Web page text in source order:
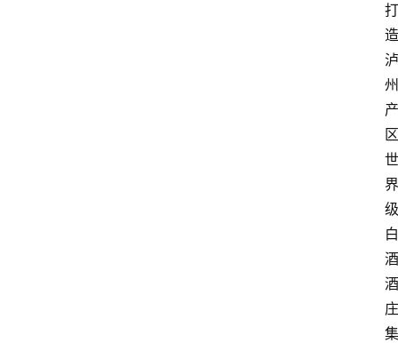
打
造
泸
州
产
区
世
界
级
白
酒
酒
庄
集